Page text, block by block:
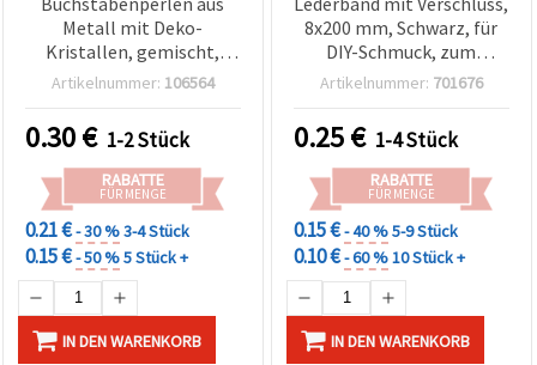
können Sie
ändern
widerrufen.
Cookie-
Alle
akzeptieren
Cookie-
Einstellungen
Metall mit Deko-
Kristallen, gemischt,
silberfarben, 15–21 x 8–17
Artikelnummer: 106564
0.30€ 1-2 Stück
RABATTE
FÜR MENGE
0.21 €- 30 %3-4 Stück
0.15 €- 50 %5 Stück +
IN DEN WARENKORB
8x200 mm, Schwarz, für
DIY-Schmuck, zum
Auffädeln von
Artikelnummer: 701676
0.25€ 1-4 Stück
RABATTE
FÜR MENGE
0.15 €- 40 %5-9 Stück
0.10 €- 60 %10 Stück +
IN DEN WARENKORB